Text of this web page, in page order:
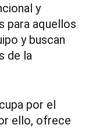
y
para aquellos
y buscan
de la
por el
ello, ofrece